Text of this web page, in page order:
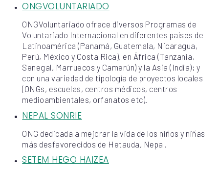
ONGVOLUNTARIADO
ONGVoluntariado ofrece diversos Programas de
Voluntariado Internacional en diferentes países de
Latinoamérica (Panamá, Guatemala, Nicaragua,
Perú, México y Costa Rica), en África (Tanzania,
Senegal, Marruecos y Camerún) y la Asia (India); y
con una variedad de tipología de proyectos locales
(ONGs, escuelas, centros médicos, centros
medioambientales, orfanatos etc).
NEPAL SONRIE
ONG dedicada a mejorar la vida de los niños y niñas
más desfavorecidos de Hetauda, Nepal.
SETEM HEGO HAIZEA